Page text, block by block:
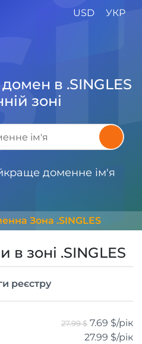
USD УКР
в .SINGLES
зоні
доменне ім'я
Зона .SINGLES
в зоні .SINGLES
реєстру
27.99 $ 7.69 $/рік
27.99 $/рік